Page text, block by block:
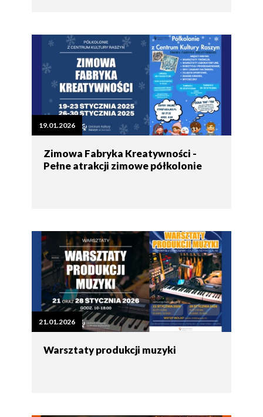
19.01.2026
Zimowa Fabryka Kreatywności -
Pełne atrakcji zimowe półkolonie
21.01.2026
Warsztaty produkcji muzyki